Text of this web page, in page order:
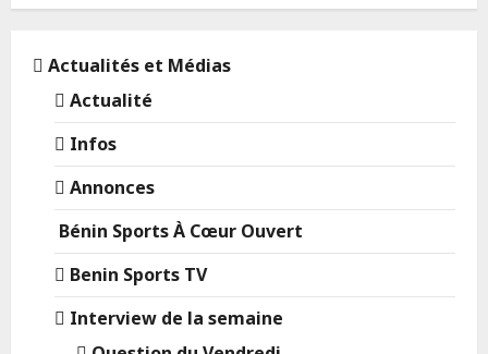
Actualités et Médias
Actualité
Infos
Annonces
Bénin Sports À Cœur Ouvert
Benin Sports TV
Interview de la semaine